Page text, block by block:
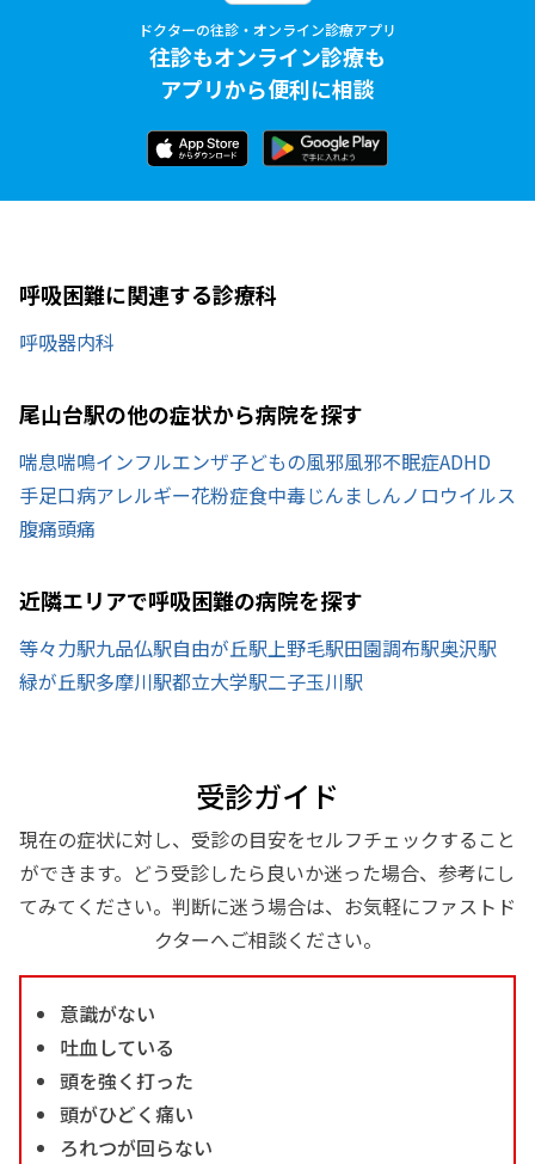
ドクターの往診・オンライン診療アプリ
往診もオンライン診療も
アプリから便利に相談
呼吸困難に関連する診療科
呼吸器内科
尾山台駅の他の症状から病院を探す
喘息喘鳴インフルエンザ子どもの風邪風邪不眠症ADHD
手足口病アレルギー花粉症食中毒じんましんノロウイルス
腹痛頭痛
近隣エリアで呼吸困難の病院を探す
等々力駅九品仏駅自由が丘駅 上野毛駅田園調布駅奥沢駅
緑が丘駅多摩川駅都立大学駅二子玉川駅
受診ガイド
現在の症状に対し、受診の目安をセルフチェックすること
ができます。どう受診したら良いか迷った場合、参考にし
てみてください。判断に迷う場合は、お気軽にファストド
クターへご相談ください。
意識がない
吐血している
頭を強く打った
頭がひどく痛い
ろれつが回らない